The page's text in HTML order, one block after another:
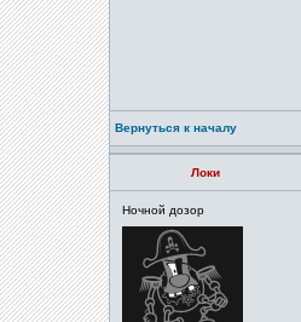
Вернуться к началу
Локи
Ночной дозор